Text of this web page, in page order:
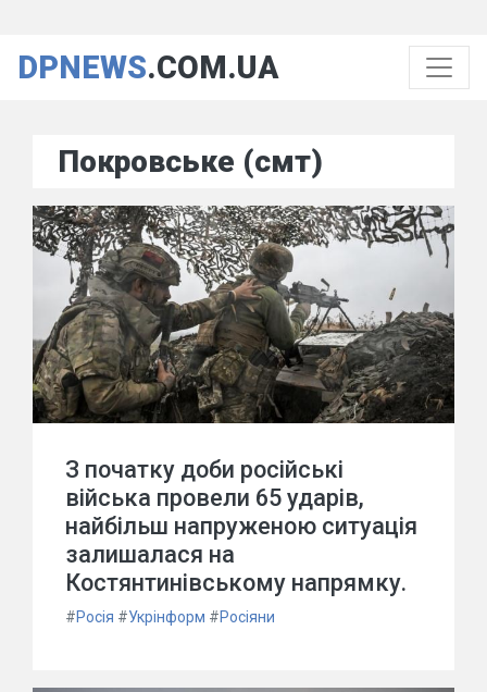
DPNEWS.COM.UA
Покровське (смт)
З початку доби російські
війська провели 65 ударів,
найбільш напруженою ситуація
залишалася на
Костянтинівському напрямку.
#Росія #Укрінформ #Росіяни